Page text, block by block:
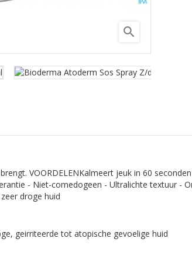
search
VOORDELENKalmeert jeuk in 60
- Niet-comedogeen - Ultralichte textuur -
droge huid
geirriteerde tot atopische gevoelige huid